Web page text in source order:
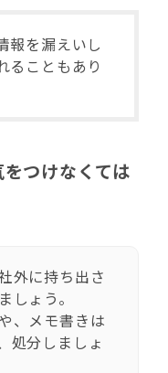
報を漏えいし
ることもあり
つけなくては
外に持ち出さ
しょう。
、メモ書きは
処分しましょ